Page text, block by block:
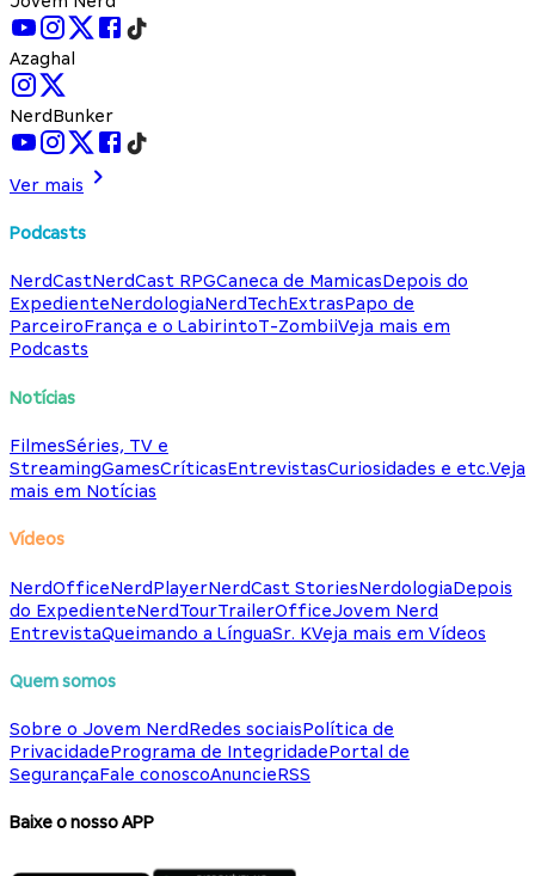
Azaghal
NerdBunker
Ver mais
Podcasts
NerdCastNerdCast RPGCaneca de MamicasDepois do
ExpedienteNerdologiaNerdTechExtrasPapo de
ParceiroFrança e o LabirintoT-ZombiiVeja mais em
Podcasts
Notícias
FilmesSéries, TV e
StreamingGamesCríticasEntrevistasCuriosidades e etc.Veja
mais em Notícias
Vídeos
NerdOfficeNerdPlayerNerdCast StoriesNerdologiaDepois
do ExpedienteNerdTourTrailerOfficeJovem Nerd
EntrevistaQueimando a LínguaSr. KVeja mais em Vídeos
Quem somos
Sobre o Jovem NerdRedes sociaisPolítica de
PrivacidadePrograma de IntegridadePortal de
SegurançaFale conoscoAnuncieRSS
Baixe o nosso APP